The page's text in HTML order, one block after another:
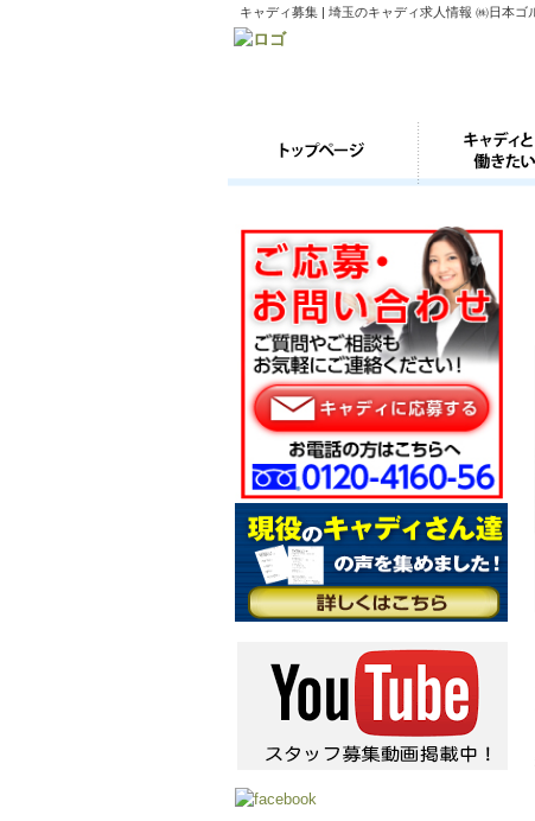
キャディ募集 | 埼玉のキャディ求人情報 ㈱日本ゴ